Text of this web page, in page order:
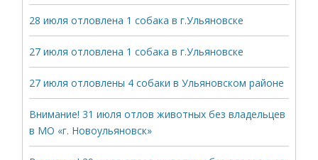
28 июля отловлена 1 собака в г.Ульяновске
27 июля отловлена 1 собака в г.Ульяновске
27 июля отловлены 4 собаки в Ульяновском районе
Внимание! 31 июля отлов животных без владельцев
в МО «г. Новоульяновск»